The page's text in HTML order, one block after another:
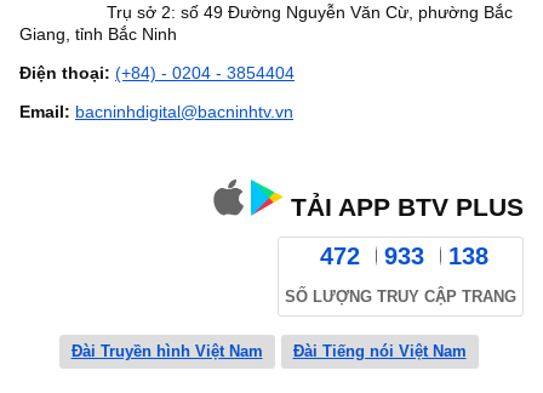
Trụ sở 2: số 49 Đường Nguyễn Văn Cừ, phường Bắc
Giang, tỉnh Bắc Ninh
Điện thoại: (+84) - 0204 - 3854404
Email: bacninhdigital@bacninhtv.vn
TẢI APP BTV PLUS
472 933 138
SỐ LƯỢNG TRUY CẬP TRANG
Đài Truyền hình Việt Nam Đài Tiếng nói Việt Nam